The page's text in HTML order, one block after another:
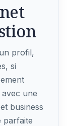
profil,
si
une
business
parfaite